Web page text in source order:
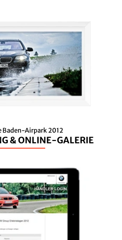
Baden-Airpark 2012
& ONLINE-GALERIE